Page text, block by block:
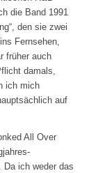
die Band 1991
den sie zwei
Fernsehen,
früher auch
damals,
ich mich
auf
All Over
ich weder das